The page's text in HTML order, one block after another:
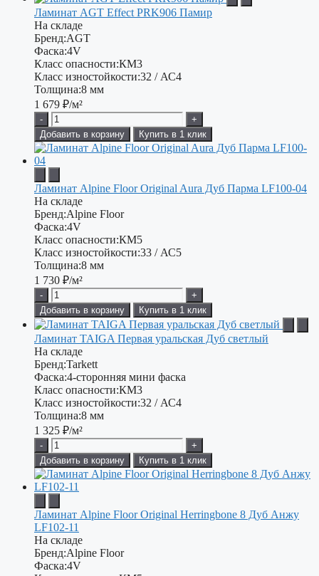
Ламинат AGT Effect PRK906 Памир
На складе
Бренд:AGT
Фаска:4V
Класс опасности:КМ3
Класс изностойкости:32 / АС4
Толщина:8 мм
1 679 ₽/м²
-
+
Добавить в корзину
Купить в 1 клик
Ламинат Alpine Floor Original Aura Дуб Парма LF100-04
На складе
Бренд:Alpine Floor
Фаска:4V
Класс опасности:КМ5
Класс изностойкости:33 / АС5
Толщина:8 мм
1 730 ₽/м²
-
+
Добавить в корзину
Купить в 1 клик
Ламинат TAIGA Первая уральская Дуб светлый
На складе
Бренд:Tarkett
Фаска:4-сторонняя мини фаска
Класс опасности:КМ3
Класс изностойкости:32 / АС4
Толщина:8 мм
1 325 ₽/м²
-
+
Добавить в корзину
Купить в 1 клик
Ламинат Alpine Floor Original Herringbone 8 Дуб Анжу
LF102-11
На складе
Бренд:Alpine Floor
Фаска:4V